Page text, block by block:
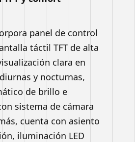
panel de control
táctil TFT de alta
clara en
y nocturnas,
de brillo e
sistema de cámara
cuenta con asiento
iluminación LED